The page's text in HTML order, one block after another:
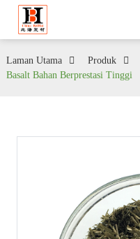
Laman Utama Produk
Basalt Bahan Berprestasi Tinggi